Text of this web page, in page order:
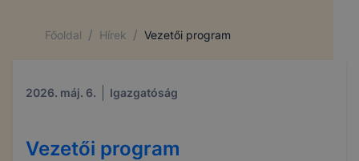
Főoldal / Hírek / Vezetői program
2026. máj. 6. Igazgatóság
Vezetői program